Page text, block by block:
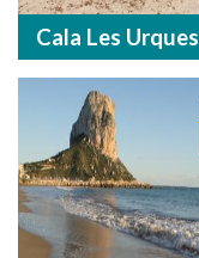
Cala Les Urques